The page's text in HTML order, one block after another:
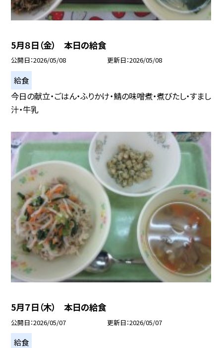
5月８日（金） 本日の給食
公開日 2026/05/08 更新日 2026/05/08
給食
今日の献立・ごはん・ふりかけ・鯖の味噌煮・煮びたし・すまし
汁・牛乳
5月７日（木） 本日の給食
公開日 2026/05/07 更新日 2026/05/07
給食